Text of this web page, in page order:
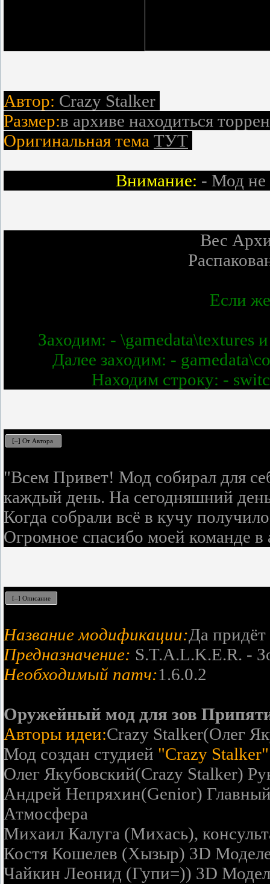
Автор: Crazy Stalker
Размер:в архиве находиться
Оригинальная тема ТУТ
Внимание: - Мод не
Вес
Если
Заходим: - \gamedata\textures
Далее заходим: -
Находим строку: -
"Всем Привет! Мод собирал для
каждый день. На сегодняшний
Когда собрали всё в кучу
Огромное спасибо моей команде в
Название модификации:Да
Предназначение: S.T.A.L.K.E.R. -
Необходимый патч:1.6.0.2
Оружейный мод для зов
Авторы идеи:Crazy Stalker(Олег
Мод создан студией "Crazy Stalker"
Олег Якубовcкий(Crazy Stalker)
Андрей Непряхин(Genior)
Атмосфера
Михаил Калуга (Михась),
Костя Кошелев (Хызыр) 3D
Чайкин Леонид (Гупи=)) 3D